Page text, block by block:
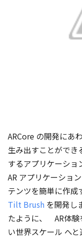
ARCore の開発にあ
生み出すことがで
するアプリケーショ
AR アプリケーショ
テンツを簡単に作成
Tilt Brush を開発し
たように、 AR体験
い世界スケール へ